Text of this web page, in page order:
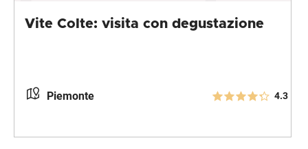
Vite Colte: visita con degustazione
Piemonte 4.3